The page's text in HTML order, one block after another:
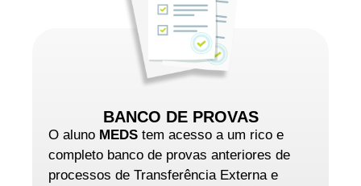
BANCO DE PROVAS
O aluno MEDS tem acesso a um rico e
completo banco de provas anteriores de
processos de Transferência Externa e